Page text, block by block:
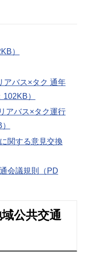
）
アバス×タク 通年
）
アバス×タク運行
関する意見交換
会議規則（PD
公共交通